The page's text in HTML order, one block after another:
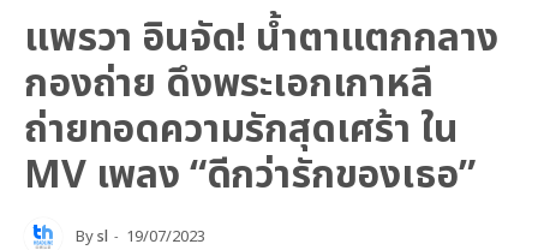
แพรวา อินจัด! น้ำตาแตกกลาง
กองถ่าย ดึงพระเอกเกาหลี
ถ่ายทอดความรักสุดเศร้า ใน
MV เพลง “ดีกว่ารักของเธอ”
Bysl 19/07/2023